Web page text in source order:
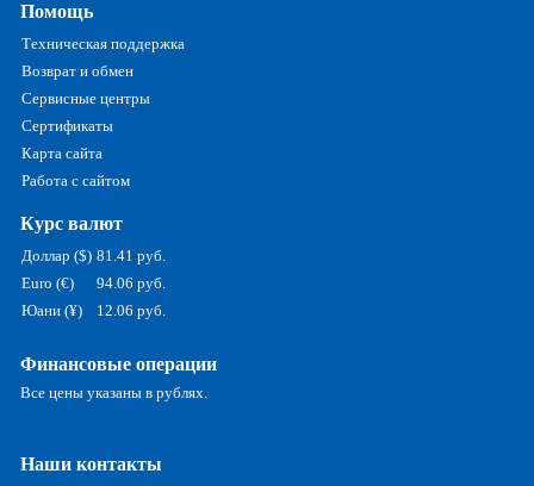
Помощь
Техническая поддержка
Возврат и обмен
Сервисные центры
Сертификаты
Карта сайта
Работа с сайтом
Курс валют
Доллар ($) 81.41 руб.
Euro (€)
94.06 руб.
Юани (¥)
12.06 руб.
Финансовые операции
Все цены указаны в рублях.
Наши контакты